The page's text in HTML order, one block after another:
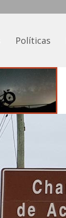
Políticas